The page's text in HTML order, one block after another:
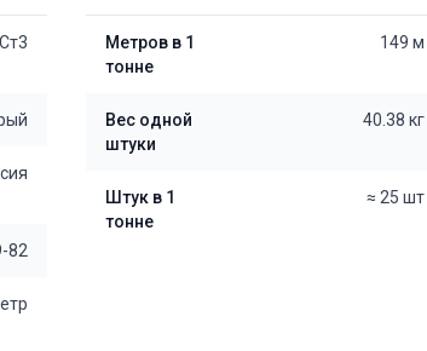
Ст3
82
Метров в 1
тонне
149 м
Вес одной
штуки
40.38 кг
Штук в 1
тонне
≈ 25 шт